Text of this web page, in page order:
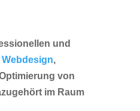
und
Webdesign,
von
im Raum